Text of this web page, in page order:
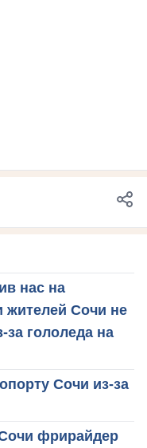
нас на
жителей Сочи не
гололеда на
Сочи из-за
фрирайдер